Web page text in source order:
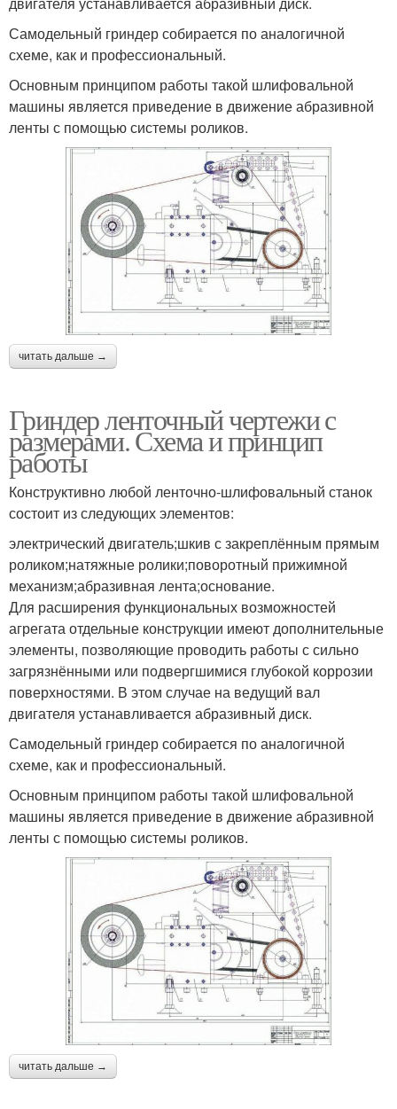
Самодельный гриндер собирается по аналогичной
схеме, как и профессиональный.
Основным принципом работы такой шлифовальной
машины является приведение в движение абразивной
ленты с помощью системы роликов.
читать дальше →
Гриндер ленточный чертежи с
размерами. Схема и принцип
работы
Конструктивно любой ленточно-шлифовальный станок
состоит из следующих элементов:
электрический двигатель;шкив с закреплённым прямым
роликом;натяжные ролики;поворотный прижимной
механизм;абразивная лента;основание.
Для расширения функциональных возможностей
агрегата отдельные конструкции имеют дополнительные
элементы, позволяющие проводить работы с сильно
загрязнёнными или подвергшимися глубокой коррозии
поверхностями. В этом случае на ведущий вал
двигателя устанавливается абразивный диск.
Самодельный гриндер собирается по аналогичной
схеме, как и профессиональный.
Основным принципом работы такой шлифовальной
машины является приведение в движение абразивной
ленты с помощью системы роликов.
читать дальше →